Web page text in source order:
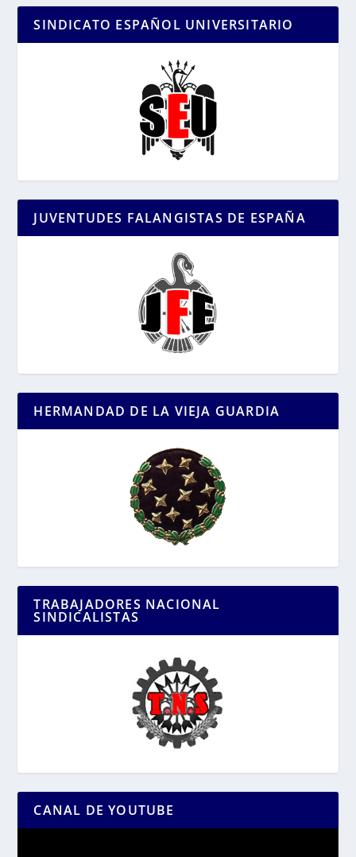
SINDICATO ESPAÑOL UNIVERSITARIO
JUVENTUDES FALANGISTAS DE ESPAÑA
HERMANDAD DE LA VIEJA GUARDIA
TRABAJADORES NACIONAL
SINDICALISTAS
CANAL DE YOUTUBE